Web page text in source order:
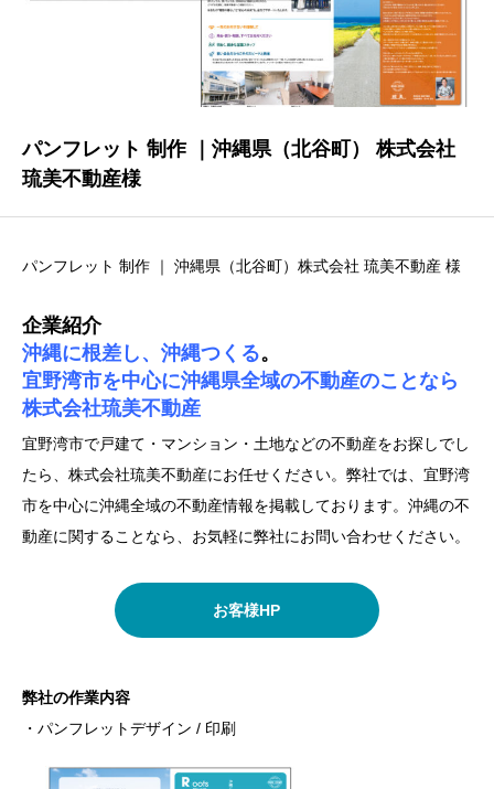
パンフレット 制作 ｜沖縄県（北谷町） 株式会社
琉美不動産様
パンフレット 制作 ｜ 沖縄県（北谷町）株式会社 琉美不動産 様
企業紹介
沖縄に根差し、沖縄つくる。
宜野湾市を中心に沖縄県全域の不動産のことなら
株式会社琉美不動産
宜野湾市で戸建て・マンション・土地などの不動産をお探しでし
たら、株式会社琉美不動産にお任せください。弊社では、宜野湾
市を中心に沖縄全域の不動産情報を掲載しております。沖縄の不
動産に関することなら、お気軽に弊社にお問い合わせください。
お客様HP
弊社の作業内容
・パンフレットデザイン / 印刷